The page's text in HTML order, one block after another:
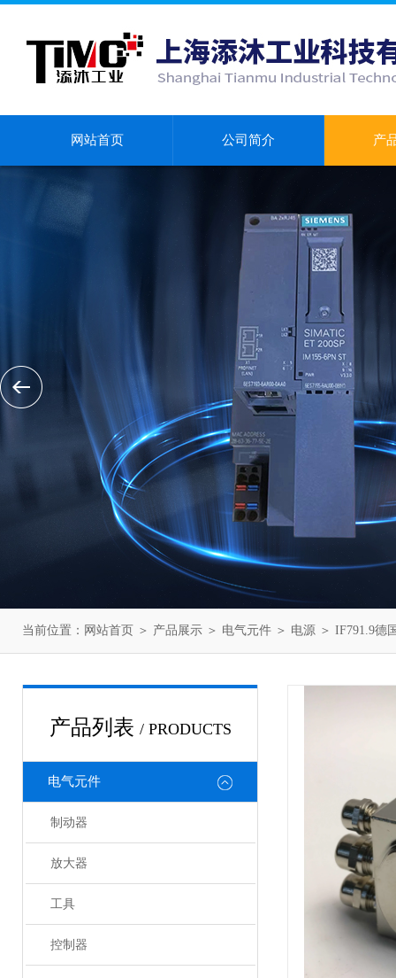
网站首页 公司简介 产
当前位置： 网站首页 ＞ 产品展示 ＞ 电气元件 ＞ 电源 ＞ IF791.9德
产品列表 / PRODUCTS
电气元件
制动器
放大器
工具
控制器